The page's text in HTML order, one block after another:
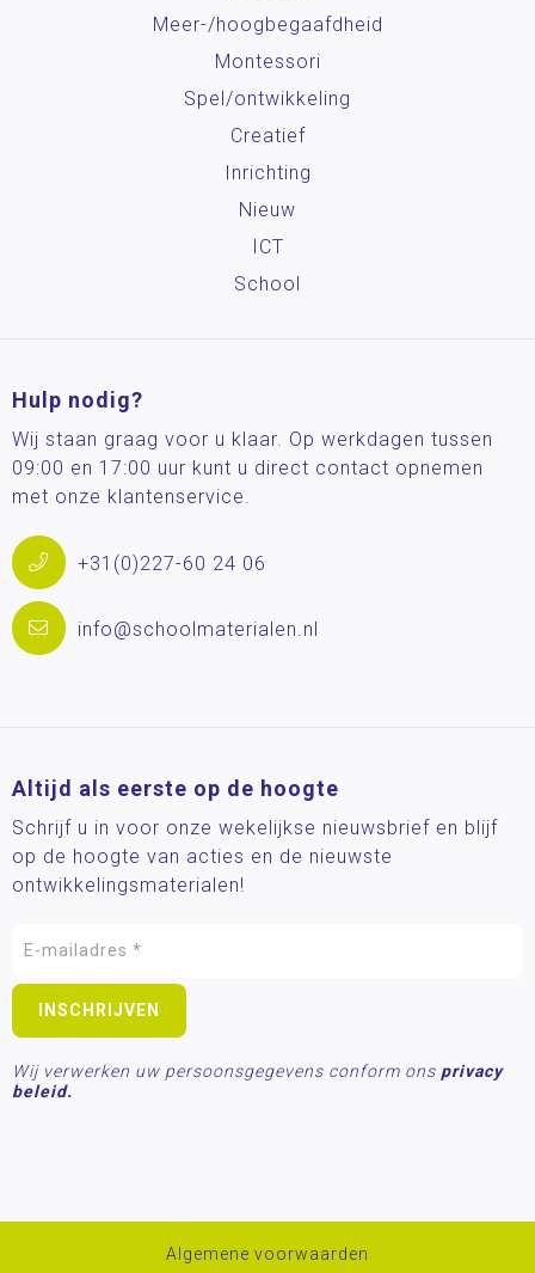
Meer-/hoog­begaafdheid
Montessori
Spel/ontwikkeling
Creatief
Inrichting
Nieuw
ICT
School
Hulp nodig?
Wij staan graag voor u klaar. Op werkdagen tussen
09:00 en 17:00 uur kunt u direct contact opnemen
met onze klantenservice.
+31(0)227-60 24 06
info@schoolmaterialen.nl
Altijd als eerste op de hoogte
Schrijf u in voor onze wekelijkse nieuwsbrief en blijf
op de hoogte van acties en de nieuwste
ontwikkelingsmaterialen!
Wij verwerken uw persoonsgegevens conform ons privacy
beleid.
Algemene voorwaarden